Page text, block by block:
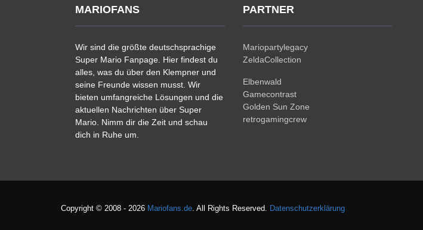
MARIOFANS
Wir sind die größte deutschsprachige
Super Mario Fanpage. Hier findest du
alles, was du über den Klempner und
seine Freunde wissen musst. Wir
bieten umfangreiche Lösungen und die
aktuellen Nachrichten über Super
Mario. Nimm dir die Zeit und schau
dich in Ruhe um.
PARTNER
Mariopartylegacy
ZeldaCollection
Elbenwald
Gamecontrast
Golden Sun Zone
retrogamingcrew
Copyright © 2008 - 2026 Mariofans.de. All Rights Reserved. Datenschutzerklärung